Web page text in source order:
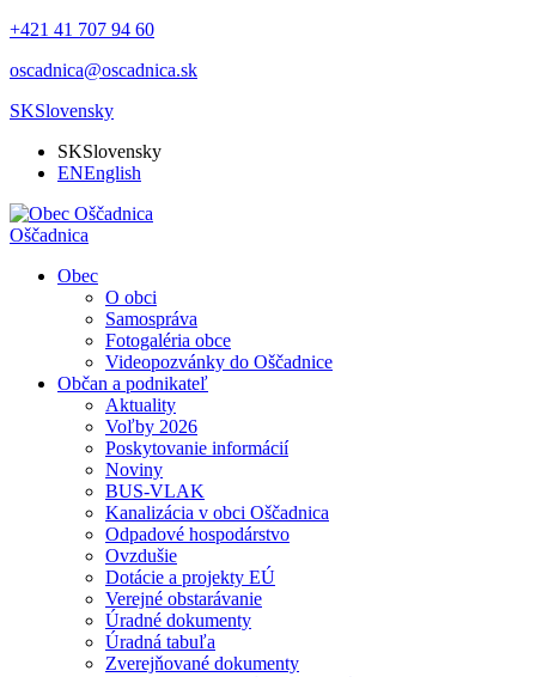
+421 41 707 94 60
oscadnica@oscadnica.sk
SKSlovensky
SKSlovensky
ENEnglish
Oščadnica
Obec
O obci
Samospráva
Fotogaléria obce
Videopozvánky do Oščadnice
Občan a podnikateľ
Aktuality
Voľby 2026
Poskytovanie informácií
Noviny
BUS-VLAK
Kanalizácia v obci Oščadnica
Odpadové hospodárstvo
Ovzdušie
Dotácie a projekty EÚ
Verejné obstarávanie
Úradné dokumenty
Úradná tabuľa
Zverejňované dokumenty